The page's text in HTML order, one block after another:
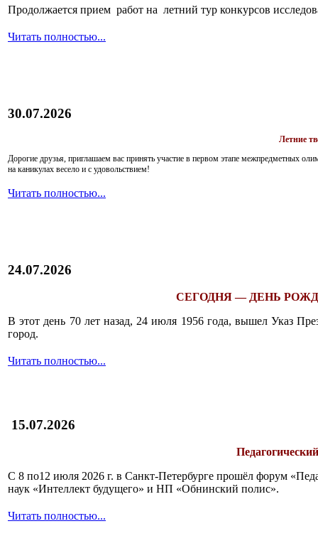
Продолжается прием работ на летний тур конкурсов
Читать полностью...
30.07.2026
Летние
Дорогие друзья, приглашаем вас принять участие в первом этапе межпредметных
на каникулах весело и с удовольствием!
Читать полностью...
24.07.2026
СЕГОДНЯ — ДЕНЬ
В этот день 70 лет назад, 24 июля 1956 года, вышел Указ
город.
Читать полностью...
15.07.2026
С 8 по12 июля 2026 г. в Санкт-Петербурге прошёл форум
наук «Интеллект будущего» и НП «Обнинский полис».
Читать полностью...